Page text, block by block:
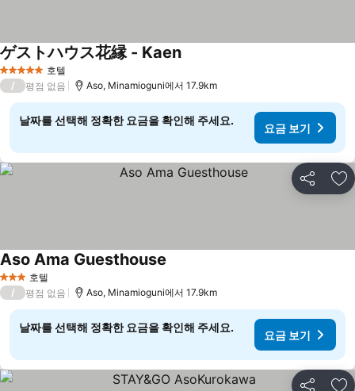
5 성급 호텔
ゲストハウス花縁 - Kaen
/ 평점 없음 Aso, Minamioguni에서 17.9km
날짜를 선택해 정확한 요금을 확인해 주세요.
요금 보기
공유 즐
3 성급 호텔
Aso Ama Guesthouse
/ 평점 없음 Aso, Minamioguni에서 17.9km
날짜를 선택해 정확한 요금을 확인해 주세요.
요금 보기